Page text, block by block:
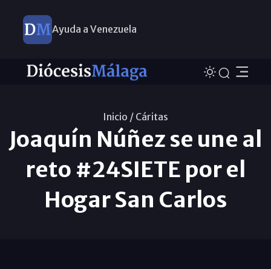
Ayuda a Venezuela
Inicio / Cáritas
Joaquín Núñez se une al
reto #24SIETE por el
Hogar San Carlos